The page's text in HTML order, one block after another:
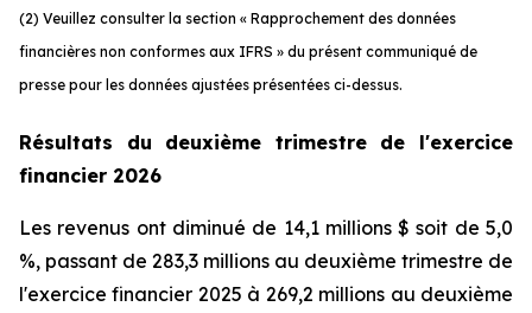
(2) Veuillez consulter la section « Rapprochement des données
financières non conformes aux IFRS » du présent communiqué de
presse pour les données ajustées présentées ci-dessus.
Résultats du deuxième trimestre de l'exercice
financier 2026
Les revenus ont diminué de 14,1 millions $ soit de 5,0
%, passant de 283,3 millions au deuxième trimestre de
l'exercice financier 2025 à 269,2 millions au deuxième